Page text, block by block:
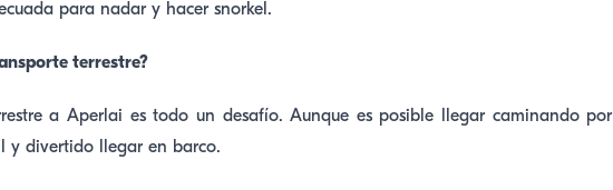
para nadar y hacer snorkel.
terrestre?
a Aperlai es todo un desafío. Aunque es posible llegar caminando por
y divertido llegar en barco.